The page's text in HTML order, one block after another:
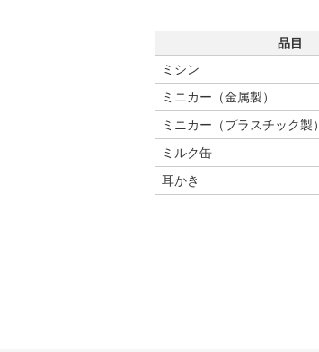
品目
ミシン
ミニカー（金属製）
ミニカー（プラスチック製）
ミルク缶
耳かき